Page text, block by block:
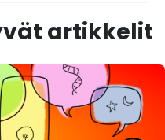
artikkelit